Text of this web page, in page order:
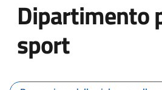
Dipartimento
sport